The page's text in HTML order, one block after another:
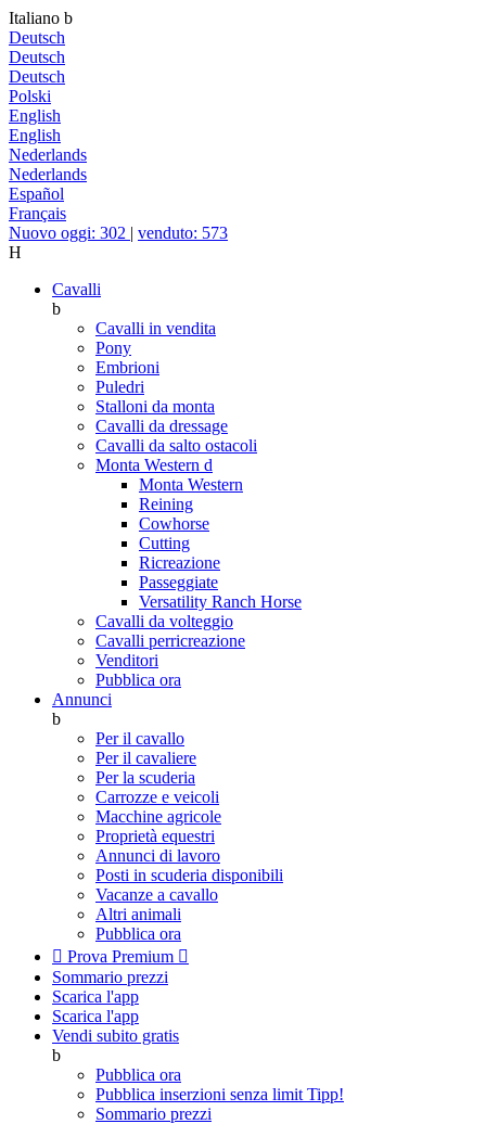
Italiano b
Deutsch
Deutsch
Deutsch
Polski
English
English
Nederlands
Nederlands
Español
Français
Nuovo oggi: 302 | venduto: 573
H
Cavalli
b
Cavalli in vendita
Pony
Embrioni
Puledri
Stalloni da monta
Cavalli da dressage
Cavalli da salto ostacoli
Monta Western d
Monta Western
Reining
Cowhorse
Cutting
Ricreazione
Passeggiate
Versatility Ranch Horse
Cavalli da volteggio
Cavalli perricreazione
Venditori
Pubblica ora
Annunci
b
Per il cavallo
Per il cavaliere
Per la scuderia
Carrozze e veicoli
Macchine agricole
Proprietà equestri
Annunci di lavoro
Posti in scuderia disponibili
Vacanze a cavallo
Altri animali
Pubblica ora
 Prova Premium 
Sommario prezzi
Scarica l'app
Scarica l'app
Vendi subito gratis
b
Pubblica ora
Pubblica inserzioni senza limit Tipp!
Sommario prezzi